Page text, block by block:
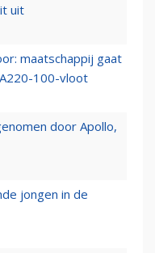
uit
maatschappij gaat
100-vloot
door Apollo,
jongen in de